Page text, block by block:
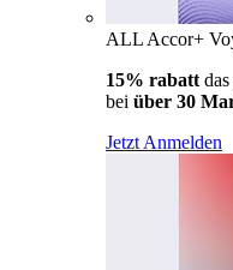
ALL Accor+
15% rabatt
bei über 30
Jetzt Anmelden